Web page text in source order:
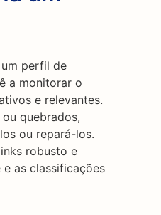
perfil de
a monitorar o
e relevantes.
quebrados,
ou repará-los.
robusto e
as classificações